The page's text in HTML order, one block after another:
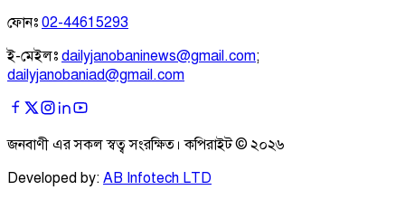
ফোনঃ 02-44615293
ই-মেইলঃ dailyjanobaninews@gmail.com;
dailyjanobaniad@gmail.com
জনবাণী এর সকল স্বত্ব সংরক্ষিত। কপিরাইট © ২০২৬
Developed by: AB Infotech LTD